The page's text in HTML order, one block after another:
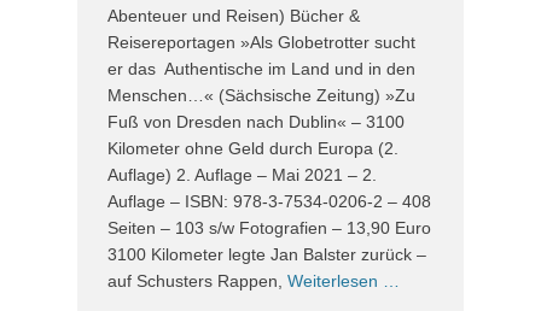
Abenteuer und Reisen) Bücher &
Reisereportagen »Als Globetrotter sucht
er das Authentische im Land und in den
Menschen…« (Sächsische Zeitung) »Zu
Fuß von Dresden nach Dublin« – 3100
Kilometer ohne Geld durch Europa (2.
Auflage) 2. Auflage – Mai 2021 – 2.
Auflage – ISBN: 978-3-7534-0206-2 – 408
Seiten – 103 s/w Fotografien – 13,90 Euro
3100 Kilometer legte Jan Balster zurück –
auf Schusters Rappen, Weiterlesen …